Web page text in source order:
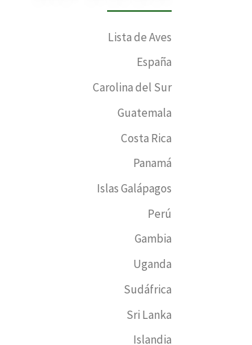
Lista de Aves
España
Carolina del Sur
Guatemala
Costa Rica
Panamá
Islas Galápagos
Perú
Gambia
Uganda
Sudáfrica
Sri Lanka
Islandia